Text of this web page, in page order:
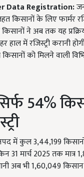
Data Registration:
किसानों के लिए फार्मर
ने अब तक यह
में रजिस्ट्री करानी
को मिलने वाली
54%
में कुल 3,44,199 किसानों
31 मार्च 2025 तक मात्र
अब भी 1,60,049